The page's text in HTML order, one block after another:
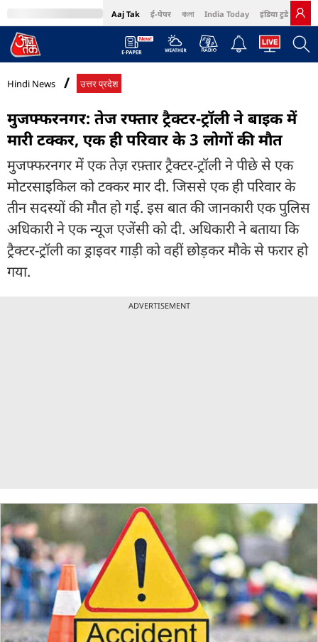
Aaj Tak ई-पेपर বাংলা India Today इंडिया टुडे हिंदी
MumbaiTak Cosmopolitan Harper's Bazaar Northeast
Hindi News उत्तर प्रदेश
मुजफ्फरनगर: तेज रफ्तार ट्रैक्टर-ट्रॉली ने बाइक में
मारी टक्कर, एक ही परिवार के 3 लोगों की मौत
मुजफ्फरनगर में एक तेज़ रफ़्तार ट्रैक्टर-ट्रॉली ने पीछे से एक
मोटरसाइकिल को टक्कर मार दी. जिससे एक ही परिवार के
तीन सदस्यों की मौत हो गई. इस बात की जानकारी एक पुलिस
अधिकारी ने एक न्यूज एजेंसी को दी. अधिकारी ने बताया कि
ट्रैक्टर-ट्रॉली का ड्राइवर गाड़ी को वहीं छोड़कर मौके से फरार हो
गया.
ADVERTISEMENT